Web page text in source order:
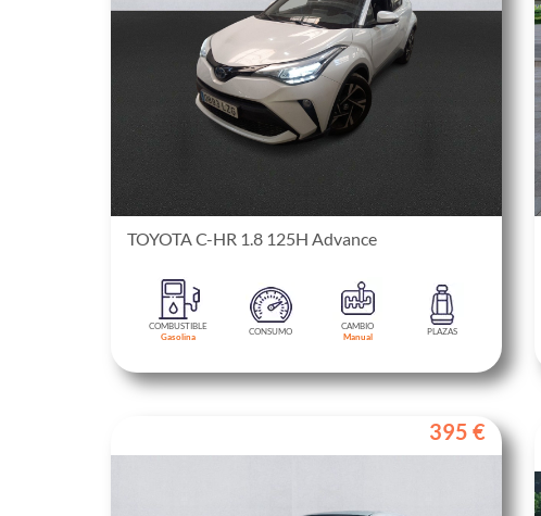
TOYOTA C-HR 1.8 125H Advance
COMBUSTIBLE
Gasolina
CONSUMO
CAMBIO
Manual
PLAZAS
395 €